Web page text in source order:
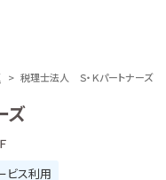
税理士法人 Ｓ・Ｋパートナーズ
ズ
ビス利用